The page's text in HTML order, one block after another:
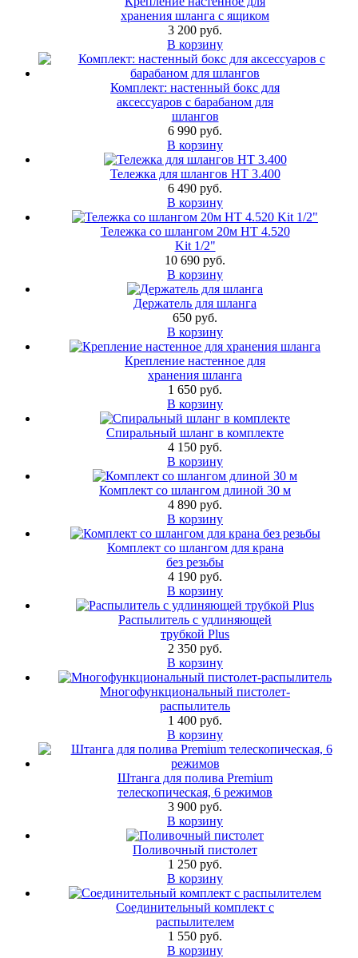
хранения шланга с ящиком
3 200 руб.
В корзину
Комплект: настенный бокс для
аксессуаров с барабаном для
шлангов
6 990 руб.
В корзину
Тележка для шлангов HT 3.400
6 490 руб.
В корзину
Тележка со шлангом 20м HT 4.520
Kit 1/2"
10 690 руб.
В корзину
Держатель для шланга
650 руб.
В корзину
Крепление настенное для
хранения шланга
1 650 руб.
В корзину
Спиральный шланг в комплекте
4 150 руб.
В корзину
Комплект со шлангом длиной 30 м
4 890 руб.
В корзину
Комплект со шлангом для крана
без резьбы
4 190 руб.
В корзину
Распылитель с удлиняющей
трубкой Plus
2 350 руб.
В корзину
Многофункциональный пистолет-
распылитель
1 400 руб.
В корзину
Штанга для полива Premium
телескопическая, 6 режимов
3 900 руб.
В корзину
Поливочный пистолет
1 250 руб.
В корзину
Соединительный комплект с
распылителем
1 550 руб.
В корзину